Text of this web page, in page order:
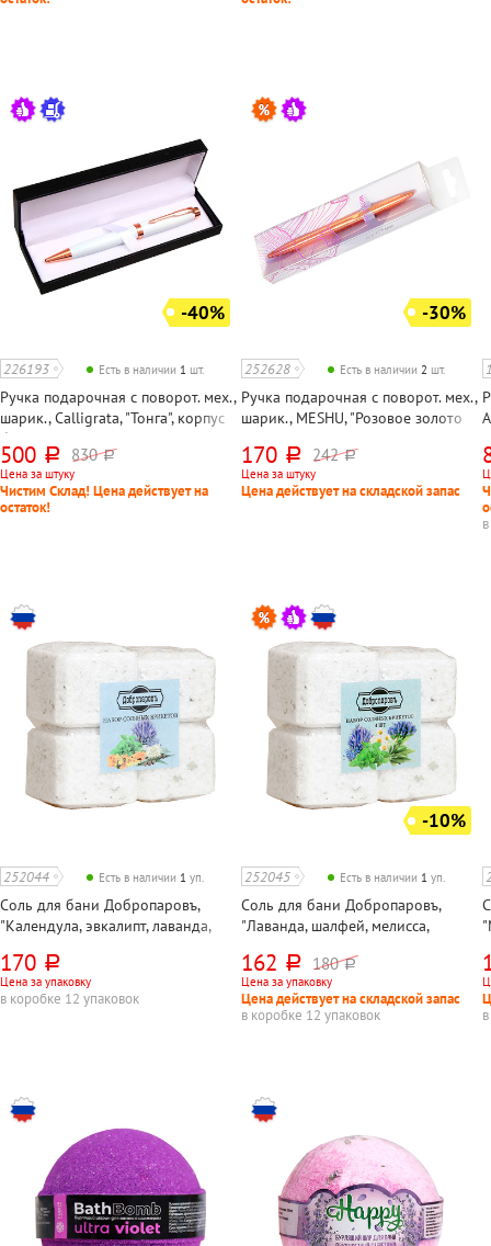
-40%
226193 Есть в наличии 1 шт.
Ручка подарочная с поворот. мех.,
шарик., Calligrata, "Тонга", корпус
белый, цвет чернил синий, длина
стержня 117мм, в упаковке
500 руб. 830 руб.
Цена за штуку
Чистим Склад! Цена действует на
остаток!
-30%
252628 Есть в наличии 2 шт.
Ручка подарочная с поворот. мех.,
шарик., MESHU, "Розовое золото
золото, цвет чернил синий, длина
стержня 99мм, в упаковке
170 руб. 242 руб.
Цена за штуку
Цена действует на складской запас
252044 Есть в наличии 1 уп.
Соль для бани Добропаровъ,
"Календула, эвкалипт, лаванда,
170 руб.
Цена за упаковку
в коробке 12 упаковок
-10%
252045 Есть в наличии 1 уп.
Соль для бани Добропаровъ,
"Лаванда, шалфей, мелисса,
162 руб. 180 руб.
Цена за упаковку
Цена действует на складской запас
в коробке 12 упаковок